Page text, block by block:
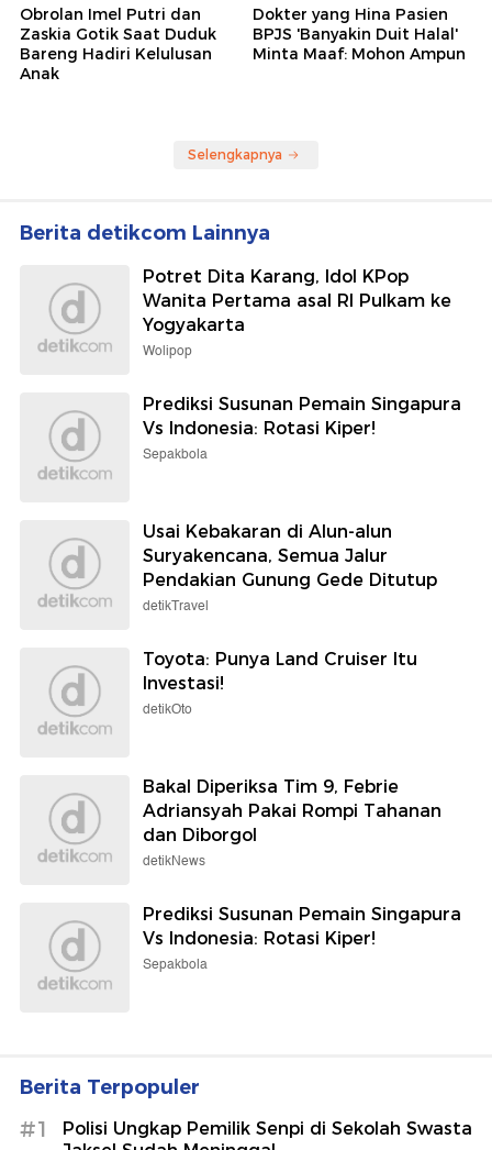
Obrolan Imel Putri dan
Zaskia Gotik Saat Duduk
Bareng Hadiri Kelulusan
Anak
Dokter yang Hina Pasien
BPJS 'Banyakin Duit Halal'
Minta Maaf: Mohon Ampun
Selengkapnya
Berita detikcom Lainnya
Potret Dita Karang, Idol KPop
Wanita Pertama asal RI Pulkam ke
Yogyakarta
Wolipop
Prediksi Susunan Pemain Singapura
Vs Indonesia: Rotasi Kiper!
Sepakbola
Usai Kebakaran di Alun-alun
Suryakencana, Semua Jalur
Pendakian Gunung Gede Ditutup
detikTravel
Toyota: Punya Land Cruiser Itu
Investasi!
detikOto
Bakal Diperiksa Tim 9, Febrie
Adriansyah Pakai Rompi Tahanan
dan Diborgol
detikNews
Prediksi Susunan Pemain Singapura
Vs Indonesia: Rotasi Kiper!
Sepakbola
Berita Terpopuler
#1
Polisi Ungkap Pemilik Senpi di Sekolah Swasta